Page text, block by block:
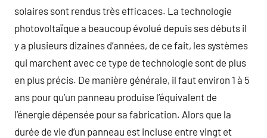
solaires sont rendus très efficaces. La technologie
photovoltaïque a beaucoup évolué depuis ses débuts il
y a plusieurs dizaines d’années, de ce fait, les systèmes
qui marchent avec ce type de technologie sont de plus
en plus précis. De manière générale, il faut environ 1 à 5
ans pour qu’un panneau produise l’équivalent de
l’énergie dépensée pour sa fabrication. Alors que la
durée de vie d’un panneau est incluse entre vingt et